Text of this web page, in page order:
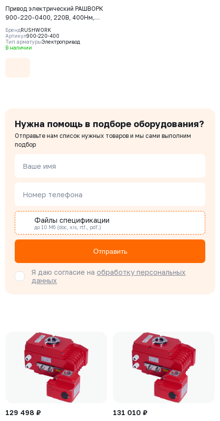
Привод электрический РАШВОРК
900-220-0400, 220В, 400Нм,
IP67, 30сек
БрендRUSHWORK
Артикул900-220-400
Тип арматурыЭлектропривод
В наличии
Нужна помощь в подборе оборудования?
Отправьте нам список нужных товаров и мы сами выполним
подбор
Ваше имя
Номер телефона
Файлы спецификации
до 10 Мб (doc, xis, rtf., pdf.)
Отправить
Я даю согласие на обработку персональных
данных
129 498 ₽ 131 010 ₽